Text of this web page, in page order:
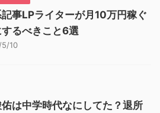
事LPライターが月10万円稼ぐ
るべきこと6選
10
は中学時代なにしてた？退所